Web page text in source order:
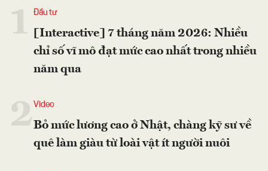
Đầu tư
[Interactive] 7 tháng năm 2026: Nhiều
chỉ số vĩ mô đạt mức cao nhất trong nhiều
năm qua
2Video
Bỏ mức lương cao ở Nhật, chàng kỹ sư về
quê làm giàu từ loài vật ít người nuôi